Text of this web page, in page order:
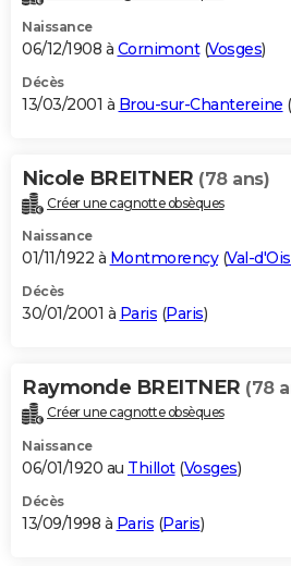
Naissance
06/12/1908 à Cornimont(Vosges)
Décès
13/03/2001 à Brou-sur-Chantereine (
Nicole BREITNER (78 ans)
Créer une cagnotte obsèques
Naissance
01/11/1922 à Montmorency(Val-
Décès
30/01/2001 à Paris (Paris)
Raymonde BREITNER (78
Créer une cagnotte obsèques
Naissance
06/01/1920 au Thillot(Vosges)
Décès
13/09/1998 à Paris (Paris)